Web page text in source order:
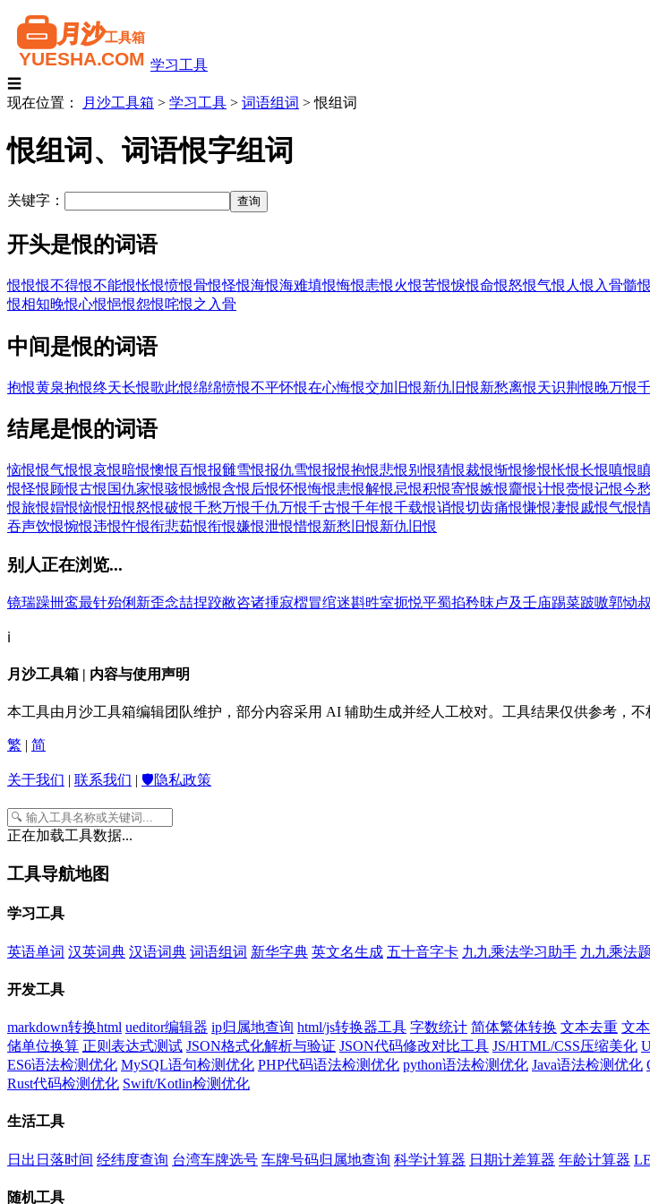
学习工具
☰
现在位置：
月沙工具箱 > 学习工具 > 词语组词 > 恨组词
恨组词、词语恨字组词
关键字：
开头是恨的词语
恨恨恨不得恨不能恨怅恨愤恨骨恨怪恨海恨海难填恨悔恨恚恨火恨苦恨悷恨命恨怒恨气恨人恨入骨髓
恨相知晚恨心恨悒恨怨恨咤恨之入骨
中间是恨的词语
抱恨黄泉抱恨终天长恨歌此恨绵绵愤恨不平怀恨在心悔恨交加 旧恨新仇 旧恨新愁离恨天识荆恨晚万恨
结尾是恨的词语
恼恨恨气恨恨哀恨暗恨懊恨百恨报雠雪恨报仇雪恨报恨抱恨悲恨别恨猜恨裁恨惭恨惨恨怅恨长恨嗔恨
恨怪恨顾恨古恨国仇家恨骇恨憾恨含恨后恨怀恨悔恨恚恨解恨忌恨积恨寄恨嫉恨齎恨计恨赍恨记恨今
恨旅恨媢恨恼恨忸恨怒恨破恨千愁万恨千仇万恨千古恨千年恨千载恨诮恨切齿痛恨慊恨凄恨戚恨气恨
吞声饮恨惋恨违恨忤恨衔悲茹恨衔恨嫌恨泄恨惜恨新愁旧恨新仇旧恨
别人正在浏览...
镜瑞躁卌鸾最针殆俐 新歪念喆捏跤敝咨诸揰寂槢冒绾迷斟甠室扼悦平蜀掐矜昩卢及壬庙踢菜跛嗷郭恸叔
ℹ️
月沙工具箱 | 内容与使用声明
本工具由月沙工具箱编辑团队维护，部分内容采用 AI 辅助生成并经人工校对。工具结果仅供参考，不
繁 | 简
关于我们 | 联系我们 | 🛡️隐私政策
正在加载工具数据...
工具导航地图
学习工具
英语单词 汉英词典 汉语词典 词语组词 新华字典 英文名生成 五十音字卡 九九乘法学习助手 九九乘法
开发工具
markdown转换html ueditor编辑器 ip归属地查询 html/js转换器工具 字数统计 简体繁体转换 文本去重 文
储单位换算 正则表达式测试 JSON格式化解析与验证 JSON代码修改对比工具 JS/HTML/CSS压缩美化
ES6语法检测优化 MySQL语句检测优化 PHP代码语法检测优化 python语法检测优化 Java语法检测优化
Rust代码检测优化 Swift/Kotlin检测优化
生活工具
日出日落时间 经纬度查询 台湾车牌选号 车牌号码归属地查询 科学计算器 日期计差算器 年龄计算器
随机工具